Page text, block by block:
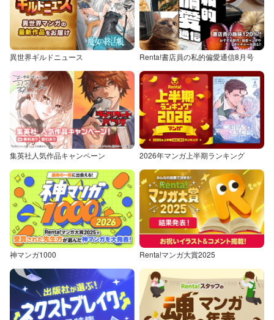
異世界ギルドニュース Renta!書店員の私的偏愛通信8月号
集英社人気作品キャンペーン 2026年マンガ上半期ランキング
神マンガ1000 Renta!マンガ大賞2025